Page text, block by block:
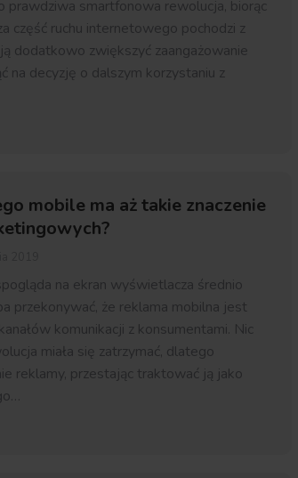
prawdziwa smartfonowa rewolucja, biorąc
część ruchu internetowego pochodzi z
dodatkowo zwiększyć zaangażowanie
na decyzję o dalszym korzystaniu z
mobile ma aż takie znaczenie
na ekran wyświetlacza średnio
przekonywać, że reklama mobilna jest
komunikacji z konsumentami. Nic
miała się zatrzymać, dlatego
reklamy, przestając traktować ją jako